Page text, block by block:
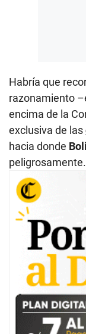
Habría que
razonamiento
encima de la
exclusiva de las
hacia donde
peligrosamente.